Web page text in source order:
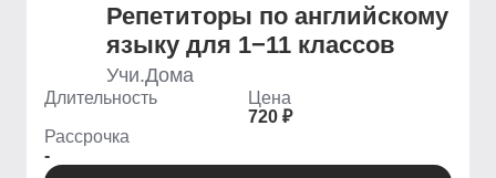
Репетиторы по английскому
языку для 1−11 классов
Учи.Дома
Длительность
Цена
720 ₽
Рассрочка
-